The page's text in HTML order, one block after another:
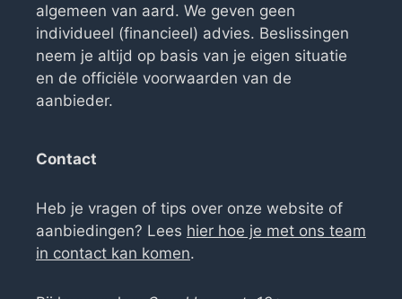
algemeen van aard. We geven geen
individueel (financieel) advies. Beslissingen
neem je altijd op basis van je eigen situatie
en de officiële voorwaarden van de
aanbieder.
Contact
Heb je vragen of tips over onze website of
aanbiedingen? Lees hier hoe je met ons team
in contact kan komen.